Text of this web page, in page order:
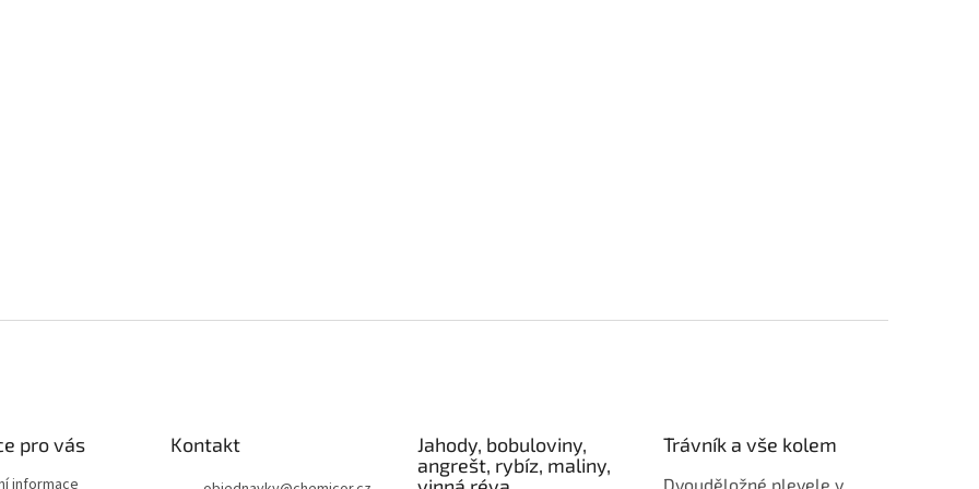
pro vás Kontakt
Jahody, bobuloviny,
angrešt, rybíz, maliny,
Trávník a vše kolem
Dvouděložné plevele v